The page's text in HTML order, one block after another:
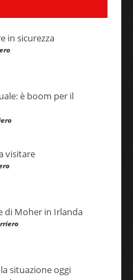
in sicurezza
è boom per il
visitare
di Moher in Irlanda
situazione oggi